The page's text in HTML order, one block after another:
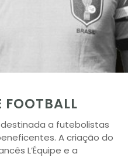
FOOTBALL
destinada a futebolistas
A criação do
L’Équipe e a